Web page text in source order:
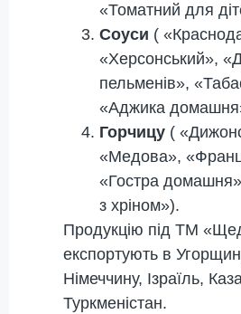
«Томатний для
Соуси (
«Херсонський»,
пельменів»,
«Аджика
Горчицу (
«Медова»,
«Гостра
з хріном»).
Продукцію під ТМ
експортують в
Німеччину, Ізраїль,
Туркменістан.